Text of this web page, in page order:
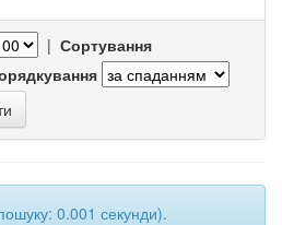
| Сортування
0.001 секунди).